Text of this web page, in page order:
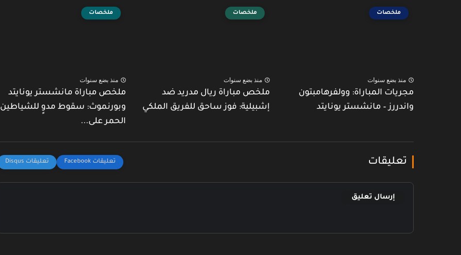
ملخصات
منذ بضع سنوات
مجريات المباراة: وولفرهامبتون
واندررز – مانشستر يونايتد
ملخصات
منذ بضع سنوات
ملخص مباراة ريال مدريد ضد
إشبيلية: فوز ساحق للفريق الملكي
ملخصات
منذ بضع سنوات
ملخص مباراة مانشستر يونايتد
وبورنموث: سقوط مدوٍ للشياطين
الحمر على...
تعليقات
إرسال تعليق